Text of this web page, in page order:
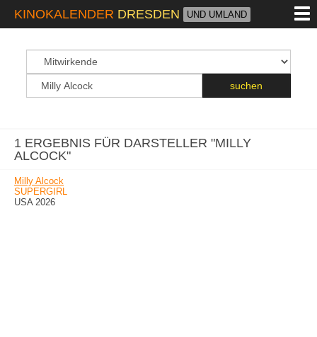
KINOKALENDER DRESDEN UND UMLAND
suchen
1 ERGEBNIS FÜR DARSTELLER "MILLY
ALCOCK"
Milly Alcock
SUPERGIRL
USA 2026